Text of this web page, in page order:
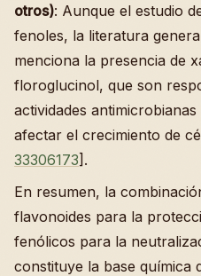
otros): Aunque el estudio
fenoles, la literatura
menciona la presencia de
floroglucinol, que son
actividades
afectar el crecimiento de
33306173].
En resumen, la
flavonoides para la
fenólicos para la
constituye la base química